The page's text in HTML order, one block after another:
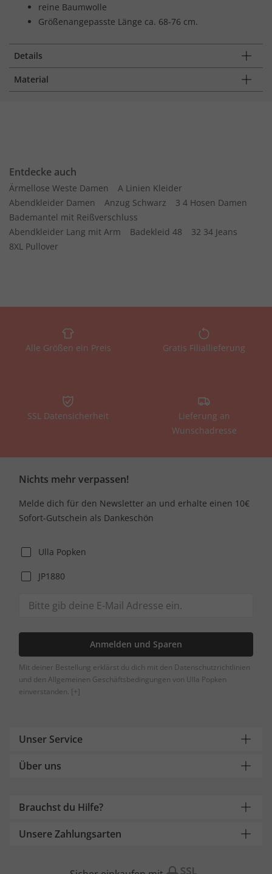
reine Baumwolle
Größenangepasste Länge ca. 68-76 cm.
Details
Material
Entdecke auch
Ärmellose Weste Damen
A Linien Kleider
Abendkleider Damen
Anzug Schwarz
3 4 Hosen Damen
Bademantel mit Reißverschluss
Abendkleider Lang mit Arm
Badekleid 48
32 34 Jeans
8XL Pullover
Alle Größen ein Preis Gratis Filiallieferung
SSL Datensicherheit
Lieferung an
Wunschadresse
Nichts mehr verpassen!
Melde dich für den Newsletter an und erhalte einen 10€
Sofort-Gutschein als Dankeschön
Ulla Popken
JP1880
Anmelden und Sparen
Mit deiner Bestellung erklärst du dich mit den Datenschutzrichtlinien
und den Allgemeinen Geschäftsbedingungen von Ulla Popken
einverstanden. [+]
Unser Service
Über uns
Brauchst du Hilfe?
Unsere Zahlungsarten